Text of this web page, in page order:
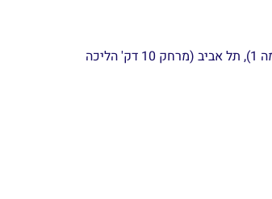
החשמונאים 121, משרדי Authomize (קומה 1), תל אביב (מרחק 10 דק' הליכה